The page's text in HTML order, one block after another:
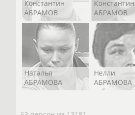
Константин
АБРАМОВ
Константин
АБРАМОВ
Наталья
АБРАМОВА
Нелли
АБРАМОВА